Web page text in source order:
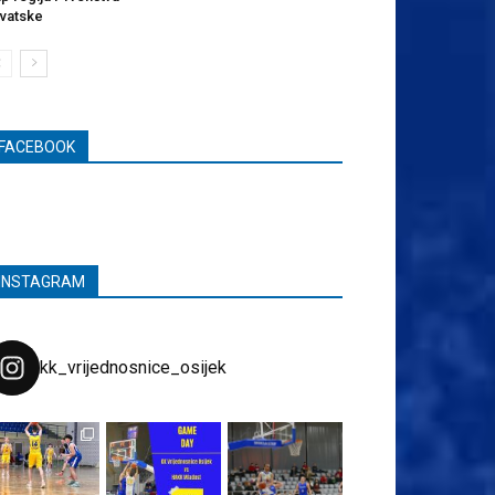
kk_vrijednosnice_osijek